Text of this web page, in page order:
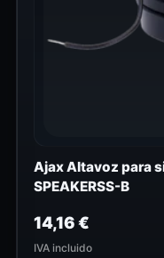
Ajax Altavoz para
SPEAKERSS-B
14,16€
IVA incluido